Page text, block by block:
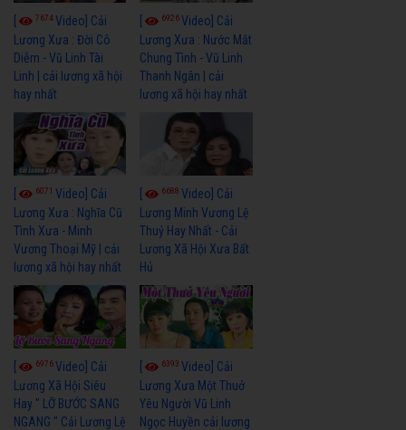
7674Video] Cải
Lương Xưa : Đời Cô
Diễm - Vũ Linh Tài
Linh | cải lương xã hội
hay nhất
6926Video] Cải
Lương Xưa : Nước Mắt
Chung Tình - Vũ Linh
Thanh Ngân | cải
lương xã hội hay nhất
6071 Video] Cải
Lương Xưa : Nghĩa Cũ
Tình Xưa - Minh
Vương Thoại Mỹ | cải
lương xã hội hay nhất
6688Video] Cải
Lương Minh Vương Lệ
Thuỷ Hay Nhất - Cải
Lương Xã Hội Xưa Bất
Hủ
6976Video] Cải
Lương Xã Hội Siêu
Hay " LỠ BƯỚC SANG
NGANG " Cải Lương Lệ
6393Video] Cải
Lương Xưa Một Thuở
Yêu Người Vũ Linh
Ngọc Huyền cải lương